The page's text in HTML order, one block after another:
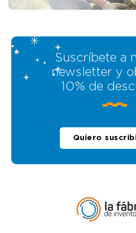
Suscríbete a
newsletter y
10% de
Quiero